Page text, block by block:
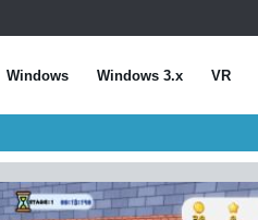
Windows Windows 3.x VR